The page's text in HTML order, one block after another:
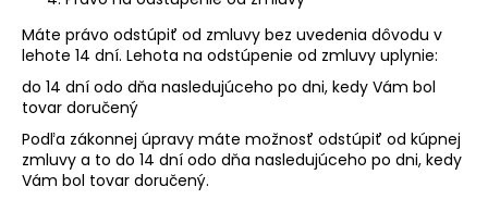
Máte právo odstúpiť od zmluvy bez uvedenia dôvodu v
lehote 14 dní. Lehota na odstúpenie od zmluvy uplynie:
do 14 dní odo dňa nasledujúceho po dni, kedy Vám bol
tovar doručený
Podľa zákonnej úpravy máte možnosť odstúpiť od kúpnej
zmluvy a to do 14 dní odo dňa nasledujúceho po dni, kedy
Vám bol tovar doručený.